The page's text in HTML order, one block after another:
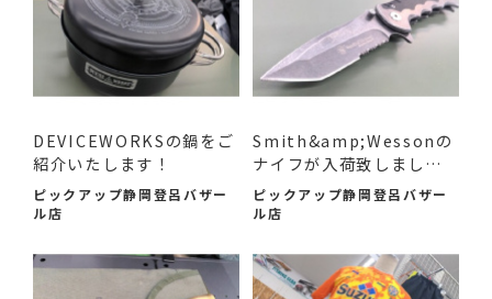
DEVICEWORKSの鍋をご
紹介いたします！
ピックアップ静岡登呂バザー
ル店
Smith&amp;Wessonの
ナイフが入荷致しまし
た！
ピックアップ静岡登呂バザー
ル店